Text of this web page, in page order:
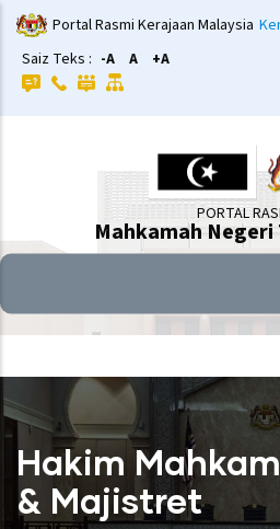
Langkau
ke
kandungan
utama
Portal Rasmi Kerajaan Malaysia
Saiz Teks : -A A +A
PORTAL
Mahkamah
Hakim
& Majistret